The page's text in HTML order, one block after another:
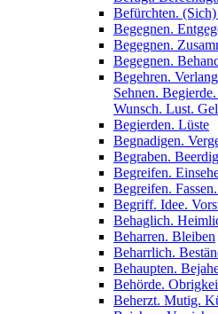
Befürchten.
Begegnen.
Begegnen.
Begegnen.
Begehren.
Sehnen.
Wunsch. Lust.
Begierden. Lüste
Begnadigen.
Begraben.
Begreifen.
Begreifen.
Begriff. Idee.
Behaglich.
Beharren. Bleiben
Beharrlich.
Behaupten.
Behörde.
Beherzt. Mutig.